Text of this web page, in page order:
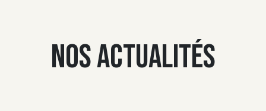
Nos actualités